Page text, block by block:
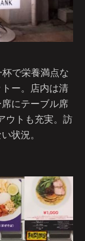
で栄養満点な
ー。店内は清
にテーブル席
ウトも充実。訪
状況。